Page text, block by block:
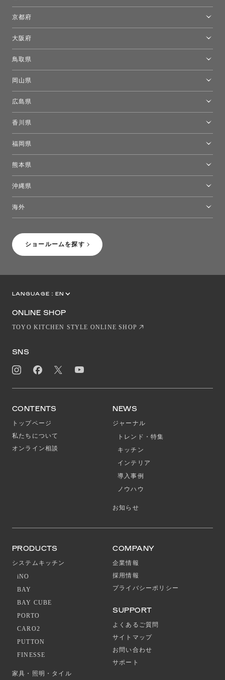
ショールームを探す
京都府
大阪府
鳥取県
岡山県
広島県
香川県
福岡県
熊本県
沖縄県
海外
LANGUAGE : EN
ONLINE SHOP
TOYO KITCHEN STYLE ONLINE SHOP
SNS
CONTENTS
トップページ
私たちについて
オンライン相談
NEWS
ジャーナル
トレンド・特集
キッチン
インテリア
導入事例
ノウハウ
お知らせ
PRODUCTS
システムキッチン
iNO
BAY
BAY CUBE
PORTO
CARO2
PUTTON
FINESSE
家具・照明・タイル
COMPANY
企業情報
採用情報
プライバシーポリシー
SUPPORT
よくあるご質問
サイトマップ
お問い合わせ
サポート